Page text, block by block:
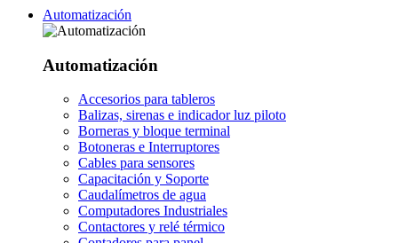
Automatización
Automatización
Accesorios para tableros
Balizas, sirenas e indicador luz piloto
Borneras y bloque terminal
Botoneras e Interruptores
Cables para sensores
Capacitación y Soporte
Caudalímetros de agua
Computadores Industriales
Contactores y relé térmico